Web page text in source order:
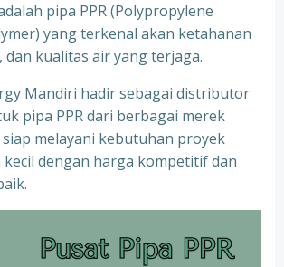
pipa PPR (Polypropylene
yang terkenal akan ketahanan
dan kualitas air yang terjaga.
Mandiri hadir sebagai distributor
pipa PPR dari berbagai merek
melayani kebutuhan proyek
dengan harga kompetitif dan